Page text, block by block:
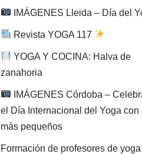
IMÁGENES Lleida – Día del
Revista YOGA 117
YOGA Y COCINA: Halva de
zanahoria
IMÁGENES Córdoba –
el Día Internacional del Yoga con
más pequeños
Formación de profesores de